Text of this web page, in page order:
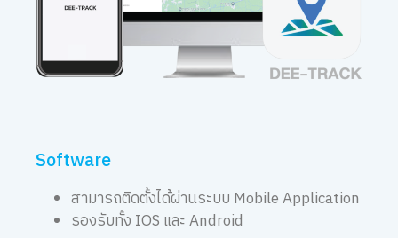
Software
สามารถติดตั้งได้ผ่านระบบ Mobile Application
รองรับทั้ง IOS และ Android